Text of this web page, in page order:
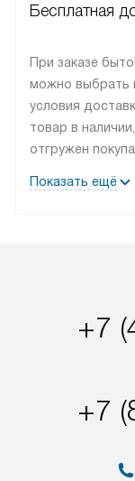
Бесплатная
При заказе
можно выбрать
условия
товар в
отгружен
лейблом
Показать ещё
+7
+7